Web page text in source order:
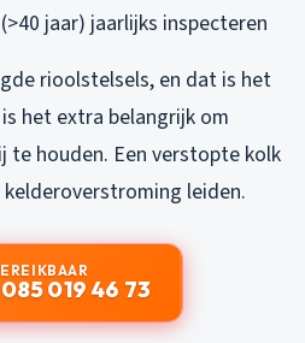
jaar) jaarlijks inspecteren
rioolstelsels, en dat is het
het extra belangrijk om
te houden. Een verstopte kolk
leiden.
019 46 73